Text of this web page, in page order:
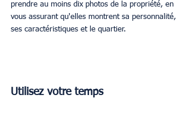
prendre au moins dix photos de la propriété, en
vous assurant qu'elles montrent sa personnalité,
ses caractéristiques et le quartier.
Utilisez votre temps